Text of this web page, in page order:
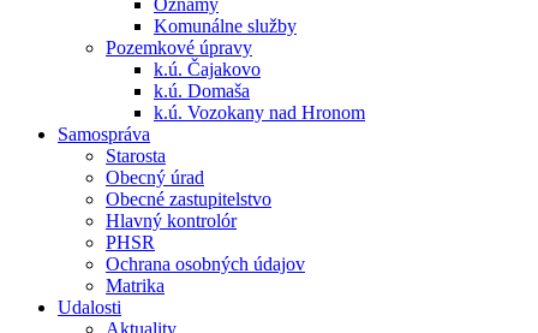
Oznamy
Komunálne služby
Pozemkové úpravy
k.ú. Čajakovo
k.ú. Domaša
k.ú. Vozokany nad Hronom
Samospráva
Starosta
Obecný úrad
Obecné zastupitelstvo
Hlavný kontrolór
PHSR
Ochrana osobných údajov
Matrika
Udalosti
Aktuality